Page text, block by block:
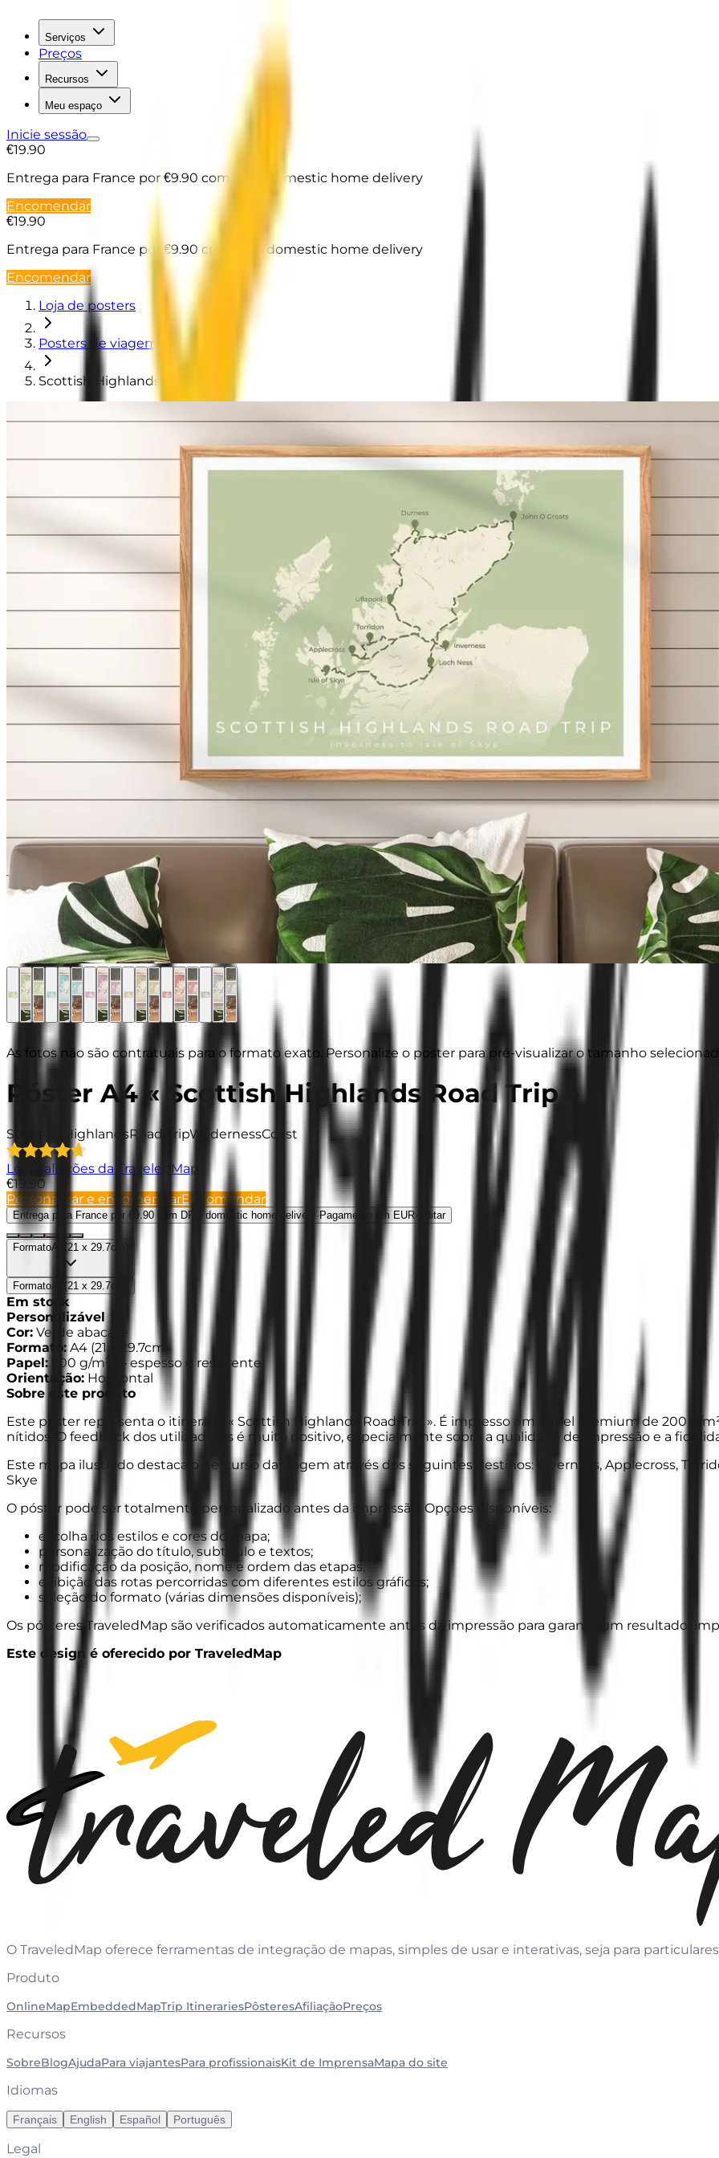
Serviços
Preços
Recursos
Meu espaço
Inicie sessão
€19.90
Entrega para France por €9.90 com DPD domestic home delivery
Encomendar
€19.90
Entrega para France por €9.90 com DPD domestic home delivery
Encomendar
Loja de posters
Posters de viagem
Scottish Highlands Road Trip
As fotos não são contratuais para o formato exato. Personalize o poster para pré-visualizar o tamanho
Póster A4 « Scottish Highlands Road Trip »
Scotland HighlandsRoad TripWildernessCoast
Ler avaliações da TraveledMap
€19.90
Personalizar e encomendarEncomendar
Entrega para France por €9.90 com DPD domestic home delivery · Pagamento em EUR· Editar
FormatoA4 (21 x 29.7cm
FormatoA4 (21 x 29.7cm
Em stock
Personalizável
Cor: Verde abacate
Formato: A4 (21 x 29.7cm
Papel: 200 g/m² —espesso e resistente
Orientação: Horizontal
Sobre este produto
Este póster representa o itinerário « Scottish Highlands Road Trip ». É impresso em papel premium de 200 g/
nítidos. O feedback dos utilizadores é muito positivo, especialmente sobre a qualidade de impressão e a
Este mapa ilustrado destaca o percurso da viagem através dos seguintes destinos: Inverness, Applecross,
Skye
O póster pode ser totalmente personalizado antes da impressão. Opções disponíveis:
escolha dos estilos e cores do mapa;
personalização do título, subtítulo e textos;
modificação da posição, nome e ordem das etapas;
exibição das rotas percorridas com diferentes estilos gráficos;
seleção do formato (várias dimensões disponíveis);
Os pósteres TraveledMap são verificados automaticamente antes da impressão para garantir um resultado
Este design é oferecido por TraveledMap
O TraveledMap oferece ferramentas de integração de mapas, simples de usar e interativas, seja para
Produto
OnlineMapEmbeddedMapTrip ItinerariesPôsteresAfiliaçãoPreços
Recursos
SobreBlogAjudaPara viajantesPara profissionaisKit de ImprensaMapa do site
Idiomas
Français English Español Português
Legal